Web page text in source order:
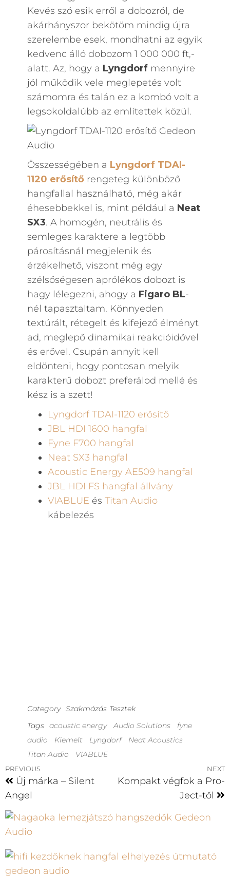
Kevés szó esik erről a dobozról, de
akárhányszor bekötöm mindig újra
szerelembe esek, mondhatni az egyik
kedvenc álló dobozom 1 000 000 ft,-
alatt. Az, hogy a Lyngdorfmennyire
jól működik vele meglepetés volt
számomra és talán ez a kombó volt a
legsokoldalúbb az említettek közül.
Összességében a Lyngdorf TDAI-
1120 erősítő rengeteg különböző
hangfallal használható, még akár
éhesebbekkel is, mint például a Neat
SX3. A homogén, neutrális és
semleges karaktere a legtöbb
párosításnál megjelenik és
érzékelhető, viszont még egy
szélsőségesen aprólékos dobozt is
hagy lélegezni, ahogy a Figaro BL-
nél tapasztaltam. Könnyeden
textúrált, rétegelt és kifejező élményt
ad, meglepő dinamikai reakcióidővel
és erővel. Csupán annyit kell
eldönteni, hogy pontosan melyik
karakterű dobozt preferálod mellé és
kész is a szett!
Lyngdorf TDAI-1120 erősítő
JBL HDI 1600 hangfal
Fyne F700 hangfal
Neat SX3 hangfal
Acoustic Energy AE509 hangfal
JBL HDI FS hangfal állvány
VIABLUE és Titan Audio
kábelezés
Category Szakmázás Tesztek
Tags acoustic energy Audio Solutions
fyne
audio
Kiemelt Lyngdorf
Neat Acoustics
Titan Audio
VIABLUE
PREVIOUS
Új márka – Silent
Angel
NEXT
Kompakt végfok a Pro-
Ject-től